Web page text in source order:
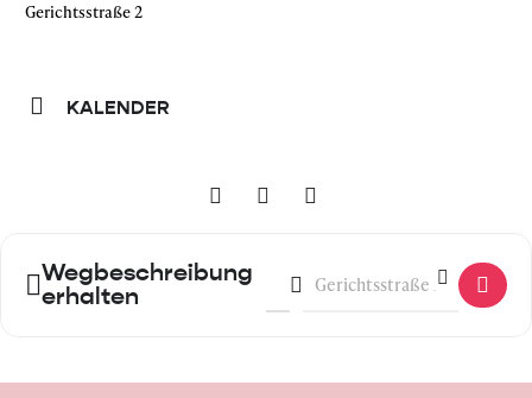
Gerichtsstraße 2
KALENDER
Wegbeschreibung
erhalten
Address - 126.
Destination Address - 126.